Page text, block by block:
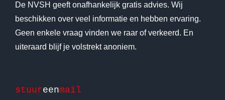
De NVSH geeft onafhankelijk gratis advies. Wij
beschikken over veel informatie en hebben ervaring.
Geen enkele vraag vinden we raar of verkeerd. En
uiteraard blijf je volstrekt anoniem.
stuureenmail